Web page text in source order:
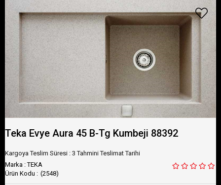
Teka Evye Aura 45 B-Tg Kumbeji 88392
Kargoya Teslim Süresi : 3 Tahmini Teslimat Tarihi
Marka : TEKA
(2548)